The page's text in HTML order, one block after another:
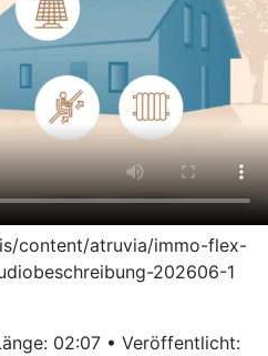
content/atruvia/immo-flex-
202606-1
02:07 • Veröffentlicht: